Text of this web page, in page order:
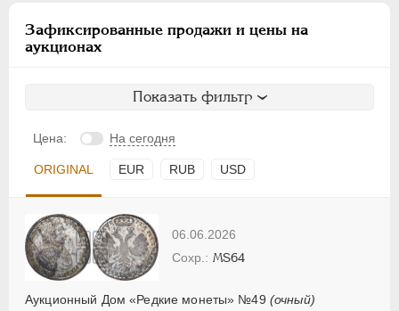
Зафиксированные продажи и цены на
аукционах
Показать фильтр
Цена: На сегодня
ORIGINAL EUR RUB USD
06.06.2026
Аукционный Дом «Редкие монеты» №49 (очный)
MS64